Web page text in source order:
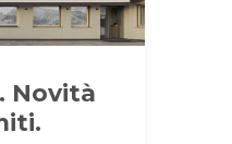
Novità